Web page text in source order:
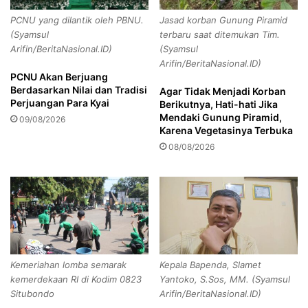
Pemkab Jember Beri Panggung bagi Pemain
Drumband
r
k
o
a
i
s
i
D
a
n
G
o
l
k
a
r
s
a
s
i
e
g
a
D
h
a
r
m
a
B
h
a
PCNU yang dilantik oleh PBNU.
(Syamsul
Arifin/BeritaNasional.ID)
PCNU Akan Berjuang
Berdasarkan Nilai dan Tradisi
Perjuangan Para Kyai
09/08/2026
Jasad korban Gunung Piramid
terbaru saat ditemukan Tim.
(Syamsul
Arifin/BeritaNasional.ID)
Agar Tidak Menjadi Korban
Berikutnya, Hati-hati Jika
Mendaki Gunung Piramid,
Karena Vegetasinya Terbuka
08/08/2026
Kemeriahan lomba semarak
kemerdekaan RI di Kodim 0823
Situbondo
Kepala Bapenda, Slamet
Yantoko, S.Sos, MM. (Syamsul
Arifin/BeritaNasional.ID)